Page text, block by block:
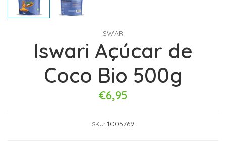
ISWARI
Iswari Açúcar de
Coco Bio 500g
€6,95
SKU: 1005769